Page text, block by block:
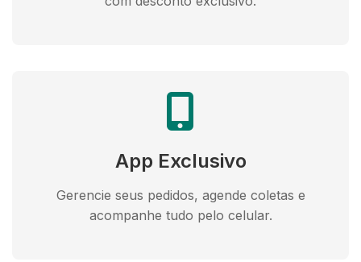
App Exclusivo
Gerencie seus pedidos, agende coletas e
acompanhe tudo pelo celular.